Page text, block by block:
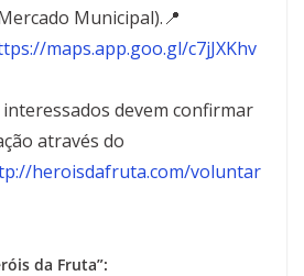
Municipal).📍
maps.app.goo.gl/c7jJXKhv
interessados devem confirmar
através do
heroisdafruta.com/voluntar
da Fruta”: